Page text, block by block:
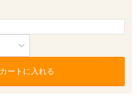
カートに入れる